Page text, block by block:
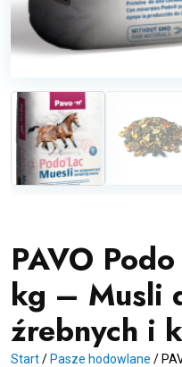
PAVO
kg – Musli
źrebnych i
Start/ Pasze hodowlane /